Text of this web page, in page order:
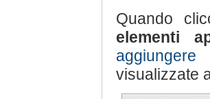
Quando
elementi
aggiungere
visualizzate